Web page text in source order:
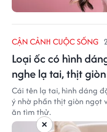
CẬN CẢNH CUỘC SỐNG
Loại ốc có hình
nghe lạ tai, thịt
Cái tên lạ tai, hình dáng
ý nhờ phần thịt giòn ngọt
ăn tìm thử.
×